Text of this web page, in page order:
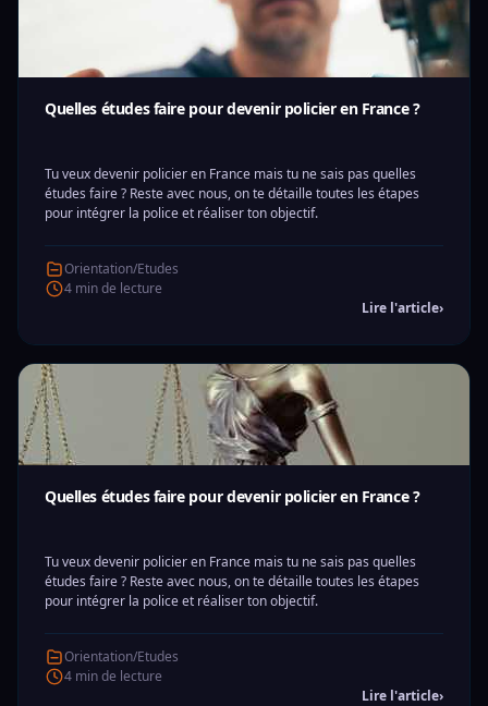
Quelles études faire pour devenir policier en France ?
Tu veux devenir policier en France mais tu ne sais pas quelles
études faire ? Reste avec nous, on te détaille toutes les étapes
pour intégrer la police et réaliser ton objectif.
Orientation/Etudes
4 min de lecture
Lire l'article›
Quelles études faire pour devenir policier en France ?
Tu veux devenir policier en France mais tu ne sais pas quelles
études faire ? Reste avec nous, on te détaille toutes les étapes
pour intégrer la police et réaliser ton objectif.
Orientation/Etudes
4 min de lecture
Lire l'article›